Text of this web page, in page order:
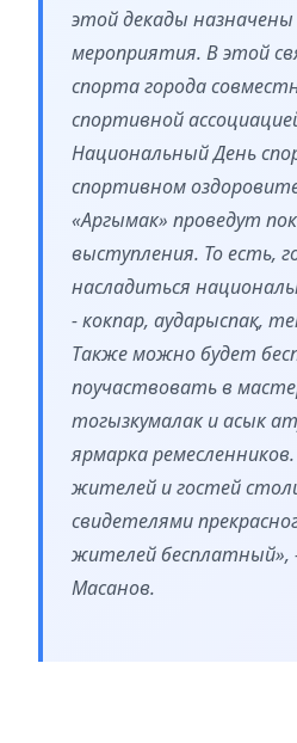
этой декады
мероприятия. В этой
спорта города
спортивной
Национальный День
спортивном
«Аргымак» проведут
выступления. То есть,
насладиться
- кокпар, аударыспақ,
Также можно будет
поучаствовать в
тогызкумалак и асык
ярмарка
жителей и гостей
свидетелями
жителей бесплатный»,
Масанов.